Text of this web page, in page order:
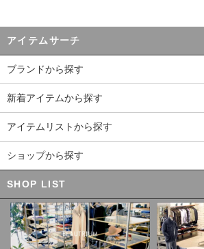
アイテムサーチ
ブランドから探す
新着アイテムから探す
アイテムリストから探す
ショップから探す
SHOP LIST